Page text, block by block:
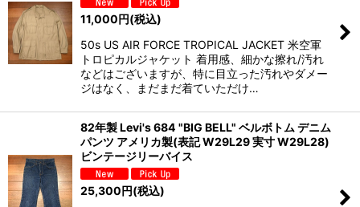
11,000円(税込)
50s US AIR FORCE TROPICAL JACKET 米空軍
トロピカルジャケット 着用感、細かな擦れ/汚れ
などはございますが、特に目立った汚れやダメー
ジはなく、まだまだ着ていただけ…
82年製 Levi's 684 "BIG BELL" ベルボトム デニム
パンツ アメリカ製(表記 W29L29 実寸 W29L28)
ビンテージリーバイス
25,300円(税込)